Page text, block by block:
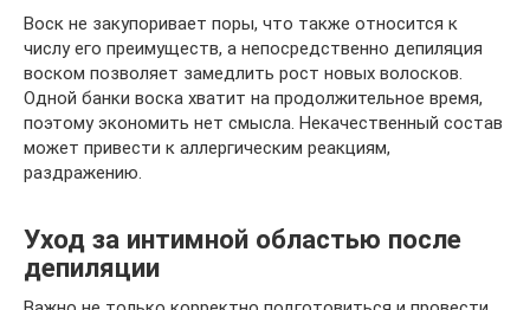
Воск не закупоривает поры, что также относится к
числу его преимуществ, а непосредственно депиляция
воском позволяет замедлить рост новых волосков.
Одной банки воска хватит на продолжительное время,
поэтому экономить нет смысла. Некачественный состав
может привести к аллергическим реакциям,
раздражению.
Уход за интимной областью после
депиляции